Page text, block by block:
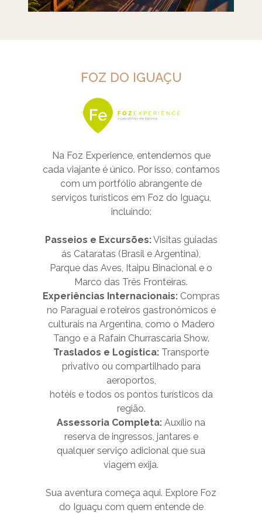
FOZ DO IGUAÇU
Na Foz Experience, entendemos que
cada viajante é único. Por isso, contamos
com um portfólio abrangente de
serviços turísticos em Foz do Iguaçu,
incluindo:
Passeios e Excursões:Visitas guiadas
ás Cataratas (Brasil e Argentina),
Parque das Aves, Itaipu Binacional e o
Marco das Três Fronteiras.
Experiências Internacionais:Compras
no Paraguai e roteiros gastronômicos e
culturais na Argentina, como o Madero
Tango e a Rafain Churrascaria Show.
Traslados e Logística: Transporte
privativo ou compartilhado para
aeroportos,
hotéis e todos os pontos turísticos da
região.
Assessoria Completa: Auxílio na
reserva de ingressos, jantares e
qualquer serviço adicional que sua
viagem exija.
Sua aventura começa aqui. Explore Foz
do Iguaçu com quem entende de